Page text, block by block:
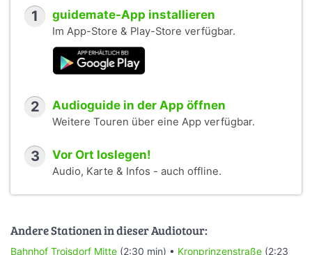
1 guidemate-App installieren
Im App-Store & Play-Store verfügbar.
2 Audioguide in der App öffnen
Weitere Touren über eine App verfügbar.
3 Vor Ort loslegen!
Audio, Karte & Infos - auch offline.
Andere Stationen in dieser Audiotour:
Bahnhof Troisdorf Mitte (2:30 min) • Kronprinzenstraße (2:23